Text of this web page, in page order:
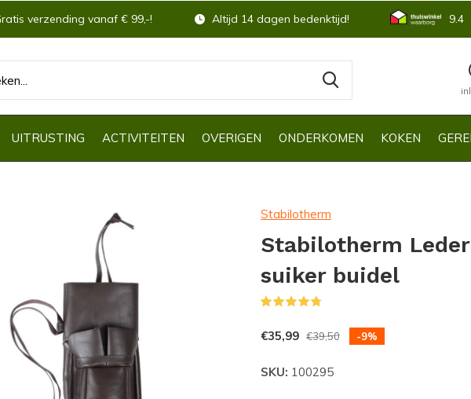
UITRUSTING ACTIVITEITEN OVERIGEN ONDERKOMEN KOKEN
verzending vanaf € 99,-! Altijd 14 dagen bedenktijd! 9.4
Stabilotherm
Stabilotherm
suiker buidel
€35,99 €39,50 -9%
SKU: 100295